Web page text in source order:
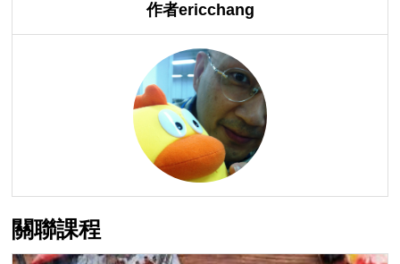
作者ericchang
關聯課程